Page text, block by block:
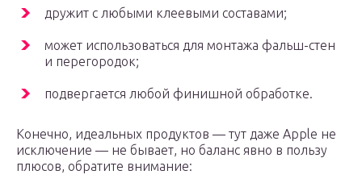
дружит с любыми клеевыми составами;
может использоваться для монтажа фальш-стен
и перегородок;
подвергается любой финишной обработке.
Конечно, идеальных продуктов — тут даже Apple не
исключение — не бывает, но баланс явно в пользу
плюсов, обратите внимание: